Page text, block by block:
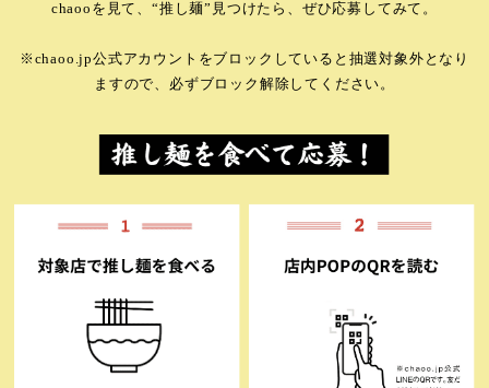
chaooを見て、“推し麺”見つけたら、ぜひ応募してみて。
※chaoo.jp公式アカウントをブロックしていると抽選対象外となり
ますので、必ずブロック解除してください。